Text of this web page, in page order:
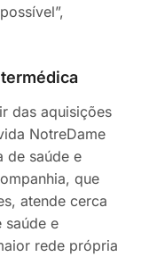
das aquisições
NotreDame
de saúde e
que
atende cerca
saúde e
rede própria